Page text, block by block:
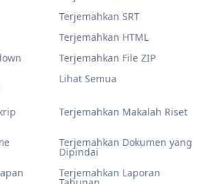
Terjemahkan Makalah Riset
Terjemahkan Dokumen yang
Dipindai
Terjemahkan Laporan
Terjemahkan SRT
Terjemahkan HTML
Terjemahkan File ZIP
Lihat Semua